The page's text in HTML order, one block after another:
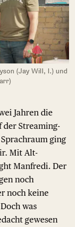
(Jay Will, l.) und
Jahren die
der Streaming-
ging
Mit Alt-
Manfredi. Der
noch
noch keine
was
gewesen